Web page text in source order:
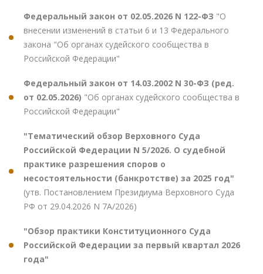
Федеральный закон от 02.05.2026 N 122-ФЗ "О
внесении изменений в статьи 6 и 13 Федерального
закона "Об органах судейского сообщества в
Российской Федерации"
Федеральный закон от 14.03.2002 N 30-ФЗ (ред.
от 02.05.2026) "Об органах судейского сообщества в
Российской Федерации"
"Тематический обзор Верховного Суда
Российской Федерации N 5/2026. О судебной
практике разрешения споров о
несостоятельности (банкротстве) за 2025 год"
(утв. Постановлением Президиума Верховного Суда
РФ от 29.04.2026 N 7А/2026)
"Обзор практики Конституционного Суда
Российской Федерации за первый квартал 2026
года"